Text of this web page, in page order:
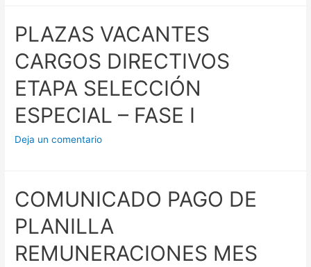
PLAZAS VACANTES
CARGOS DIRECTIVOS
ETAPA SELECCIÓN
ESPECIAL – FASE I
Deja un comentario
COMUNICADO PAGO DE
PLANILLA
REMUNERACIONES MES